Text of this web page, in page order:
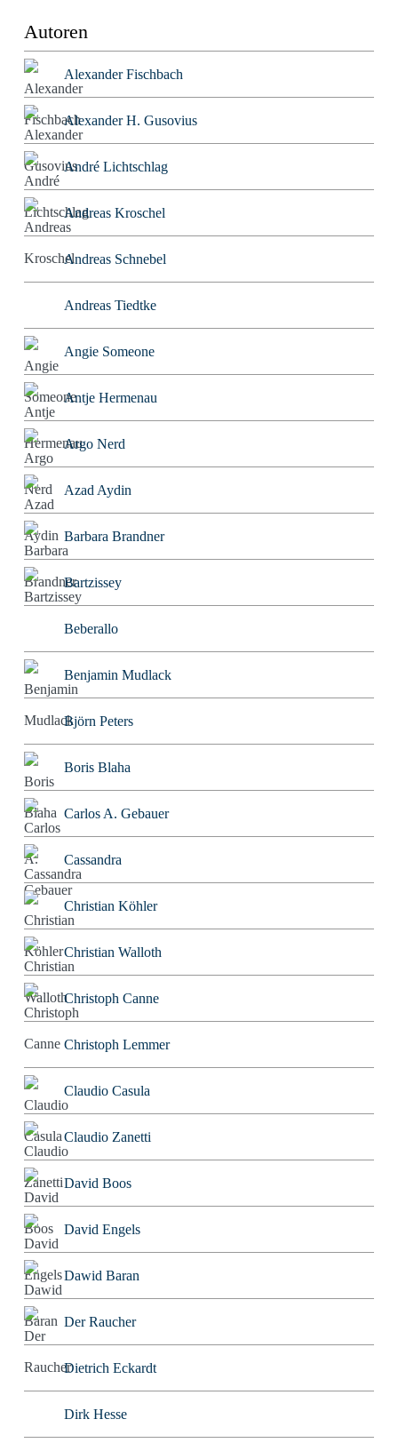
Autoren
Alexander Fischbach
Alexander H. Gusovius
André Lichtschlag
Andreas Kroschel
Andreas Schnebel
Andreas Tiedtke
Angie Someone
Antje Hermenau
Argo Nerd
Azad Aydin
Barbara Brandner
Bartzissey
Beberallo
Benjamin Mudlack
Björn Peters
Boris Blaha
Carlos A. Gebauer
Cassandra
Christian Köhler
Christian Walloth
Christoph Canne
Christoph Lemmer
Claudio Casula
Claudio Zanetti
David Boos
David Engels
Dawid Baran
Der Raucher
Dietrich Eckardt
Dirk Hesse